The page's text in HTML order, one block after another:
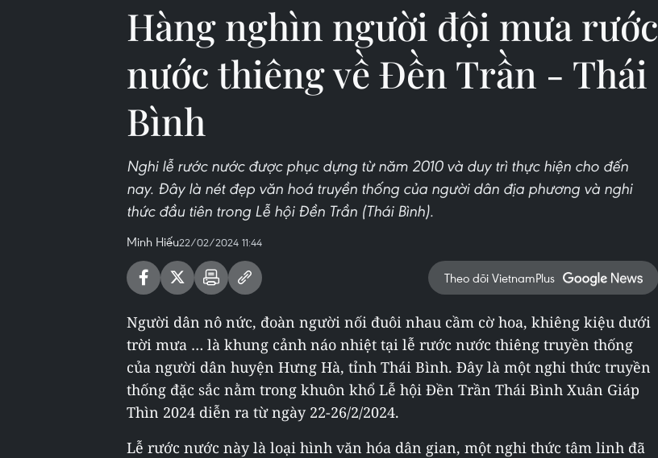
Hàng nghìn người đội mưa rước
nước thiêng về Đền Trần - Thái
Bình
Nghi lễ rước nước được phục dựng từ năm 2010 và duy trì thực hiện cho đến
nay. Đây là nét đẹp văn hoá truyền thống của người dân địa phương và nghi
thức đầu tiên trong Lễ hội Đền Trần (Thái Bình).
Minh Hiếu22/02/2024 11:44
Theo dõi VietnamPlus
Người dân nô nức, đoàn người nối đuôi nhau cầm cờ hoa, khiêng kiệu dưới
trời mưa … là khung cảnh náo nhiệt tại lễ rước nước thiêng truyền thống
của người dân huyện Hưng Hà, tỉnh Thái Bình. Đây là một nghi thức truyền
thống đặc sắc nằm trong khuôn khổ Lễ hội Đền Trần Thái Bình Xuân Giáp
Thìn 2024 diễn ra từ ngày 22-26/2/2024.
Lễ rước nước này là loại hình văn hóa dân gian, một nghi thức tâm linh đã